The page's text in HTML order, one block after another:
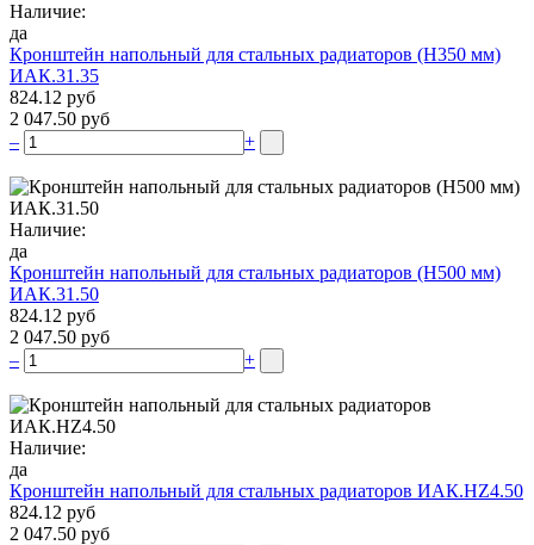
Наличие:
да
Кронштейн напольный для стальных радиаторов (Н350 мм)
ИАК.31.35
824.12 руб
2 047.50 руб
–
+
Наличие:
да
Кронштейн напольный для стальных радиаторов (Н500 мм)
ИАК.31.50
824.12 руб
2 047.50 руб
–
+
Наличие:
да
Кронштейн напольный для стальных радиаторов ИАК.НZ4.50
824.12 руб
2 047.50 руб